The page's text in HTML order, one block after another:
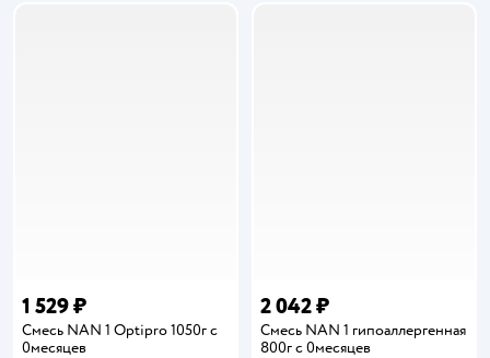
1 529 ₽
Смесь NAN 1 Optipro 1050г с
0месяцев
2 042 ₽
Смесь NAN 1 гипоаллергенная
800г с 0месяцев